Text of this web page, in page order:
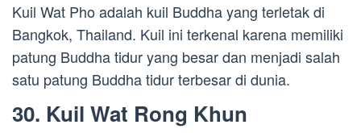
Kuil Wat Pho adalah kuil Buddha yang terletak di
Bangkok, Thailand. Kuil ini terkenal karena memiliki
patung Buddha tidur yang besar dan menjadi salah
satu patung Buddha tidur terbesar di dunia.
30. Kuil Wat Rong Khun